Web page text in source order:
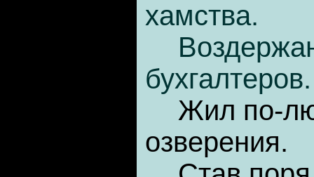
хамства.
бухгалтеров.
Жил по-
озверения.